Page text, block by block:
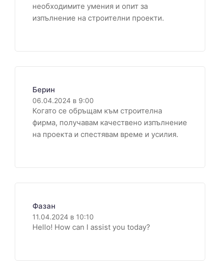
необходимите умения и опит за
изпълнение на строителни проекти.
Берин
06.04.2024 в 9:00
Когато се обръщам към строителна
фирма, получавам качествено изпълнение
на проекта и спестявам време и усилия.
Фазан
11.04.2024 в 10:10
Hello! How can I assist you today?